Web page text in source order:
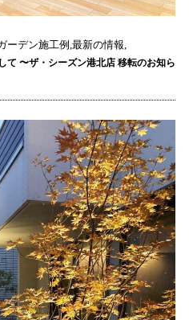
ーデン施工例,最新の情報,
て 〜ザ・シーズン港北店 移転のお知ら